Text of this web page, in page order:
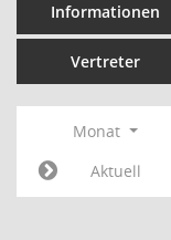
Informationen
Vertreter
Monat
Aktuell